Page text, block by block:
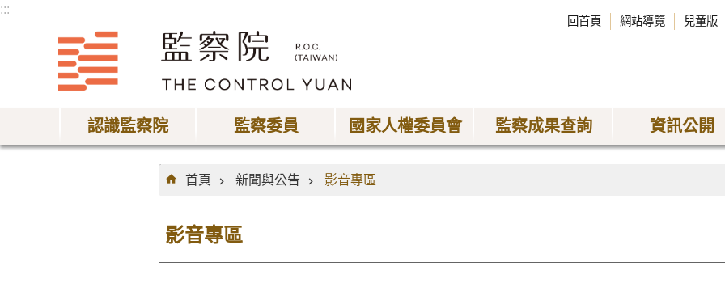
:::
回首頁 網站導覽 兒童版
認識監察院 監察委員 國家人權委員會 監察成果查詢 資訊公開
:::
首頁
新聞與公告 影音專區
影音專區